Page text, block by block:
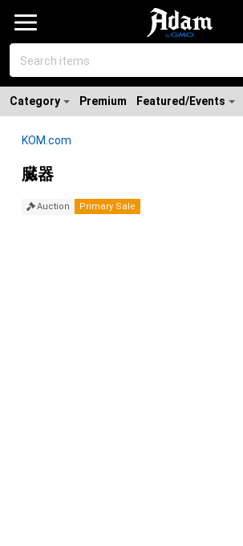
Category Premium Featured/Events
KOM.com
臓器
Auction Primary Sale